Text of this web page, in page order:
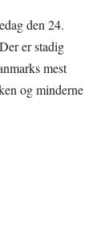
den 24.
er stadig
mest
og minderne